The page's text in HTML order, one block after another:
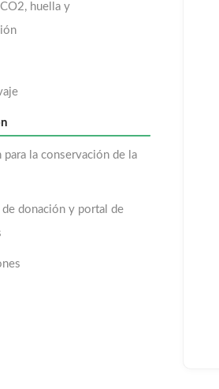
huella y
para la conservación de la
donación y portal de